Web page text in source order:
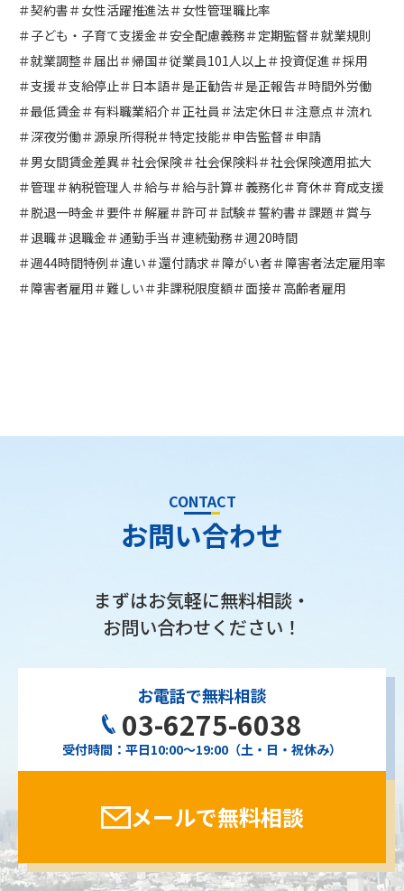
＃契約書＃女性活躍推進法＃女性管理職比率
＃子ども・子育て支援金＃安全配慮義務＃定期監督＃就業規則
＃就業調整＃届出＃帰国＃従業員101人以上＃投資促進＃採用
＃支援＃支給停止＃日本語＃是正勧告＃是正報告＃時間外労働
＃最低賃金＃有料職業紹介＃正社員 ＃法定休日 ＃注意点 ＃流れ
＃深夜労働＃源泉所得税＃特定技能＃申告監督＃申請
＃男女間賃金差異＃社会保険＃社会保険料＃社会保険適用拡大
＃管理＃納税管理人＃給与＃給与計算＃義務化＃育休＃育成支援
＃脱退一時金＃要件＃解雇＃許可＃試験＃誓約書＃課題＃賞与
＃退職＃退職金＃通勤手当 ＃連続勤務＃週20時間
＃週44時間特例＃違い＃還付請求＃障がい者＃障害者法定雇用率
＃障害者雇用＃難しい＃非課税限度額＃面接＃高齢者雇用
CONTACT
お問い合わせ
まずはお気軽に無料相談・
お問い合わせください！
お電話で無料相談
03-6275-6038
受付時間：平日10:00〜19:00（土・日・祝休み）
メールで無料相談